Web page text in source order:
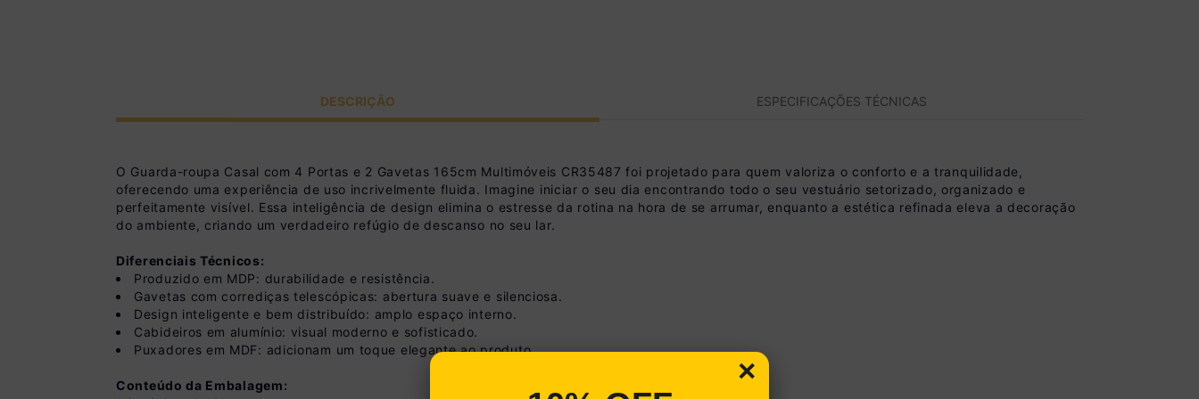
DESCRIÇÃO ESPECIFICAÇÕES TÉCNICAS
O Guarda-roupa Casal com 4 Portas e 2 Gavetas 165cm Multimóveis CR35487 foi projetado para quem valoriza o conforto e a tranquilidade,
oferecendo uma experiência de uso incrivelmente fluida. Imagine iniciar o seu dia encontrando todo o seu vestuário setorizado, organizado e
perfeitamente visível. Essa inteligência de design elimina o estresse da rotina na hora de se arrumar, enquanto a estética refinada eleva a decoração
do ambiente, criando um verdadeiro refúgio de descanso no seu lar.
Diferenciais Técnicos:
Produzido em MDP: durabilidade e resistência.
Gavetas com corrediças telescópicas: abertura suave e silenciosa.
Design inteligente e bem distribuído: amplo espaço interno.
Cabideiros em alumínio: visual moderno e sofisticado.
Puxadores em MDF: adicionam um toque elegante ao produto.
Conteúdo da Embalagem:
×